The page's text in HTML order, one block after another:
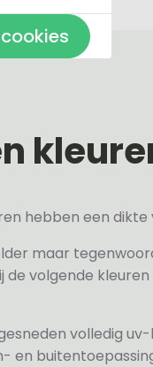
hebben een dikte
maar
de volgende
volledig
en